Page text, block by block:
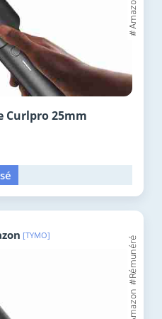
Curlpro 25mm
[TYMO]